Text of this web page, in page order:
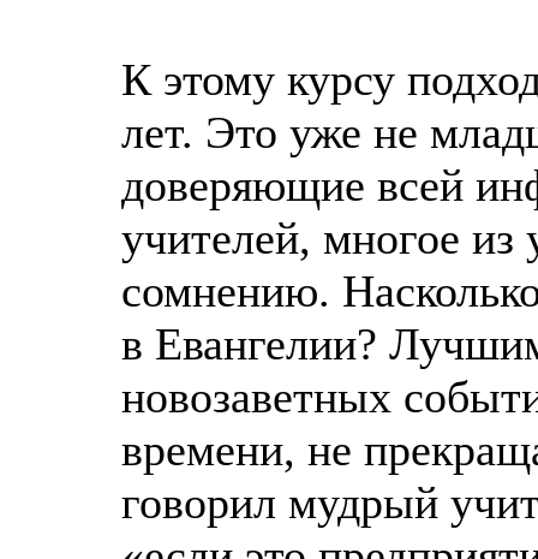
К этому курсу
лет. Это уже не
доверяющие всей
учителей, многое из
сомнению.
в Евангелии?
новозаветных
времени, не
говорил мудрый